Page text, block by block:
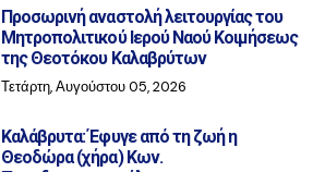
Προσωρινή αναστολή λειτουργίας του
Μητροπολιτικού Ιερού Ναού Κοιμήσεως
της Θεοτόκου Καλαβρύτων
Τετάρτη, Αυγούστου 05, 2026
Καλάβρυτα: Έφυγε από τη ζωή η
Θεοδώρα (χήρα) Κων.